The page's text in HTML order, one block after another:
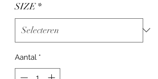
SIZE *
Aantal *